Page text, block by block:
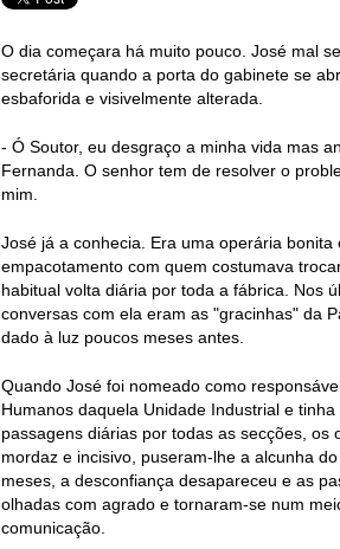
O dia começara há muito pouco. José mal
secretária quando a porta do gabinete se
esbaforida e visivelmente alterada.
- Ó Soutor, eu desgraço a minha vida mas
Fernanda. O senhor tem de resolver o
mim.
José já a conhecia. Era uma operária bonita
empacotamento com quem costumava
habitual volta diária por toda a fábrica. Nos
conversas com ela eram as "gracinhas" da
dado à luz poucos meses antes.
Quando José foi nomeado como
Humanos daquela Unidade Industrial e
passagens diárias por todas as secções, os
mordaz e incisivo, puseram-lhe a alcunha
meses, a desconfiança desapareceu e as
olhadas com agrado e tornaram-se num
comunicação.